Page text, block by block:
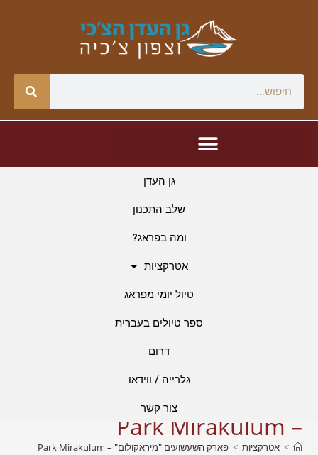
גן העדן
שלב התכנון
ומה בפראג?
אטרקציות
טיול יומי מפראג
ספר טיולים בעברית
דרום
גלרייה / ווידאו
צור קשר
פארק השעשועים "מיראקולום"
– Park Mirakulum​
> אטרקציות > פארק השעשועים "מיראקולום" – Park Mirakulum​